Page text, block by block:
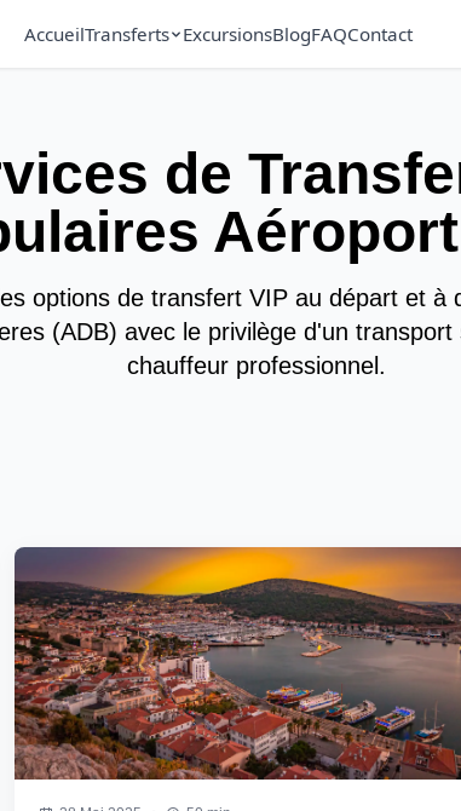
AccueilTransferts ExcursionsBlogFAQContact
de
options de transfert VIP au départ et à
(ADB) avec le privilège d'un
chauffeur professionnel.